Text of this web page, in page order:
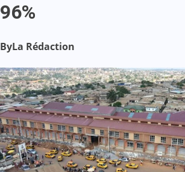
96%
ByLa Rédaction